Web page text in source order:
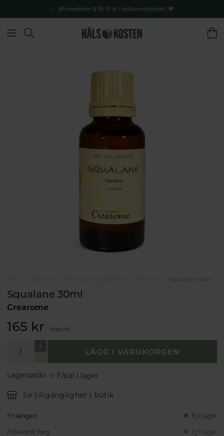
Bli medlem & få 10 % i välkomstrabatt 💚
Squalane 30ml
Squalane 30ml
Crearome
165 kr Historik
LÄGG I VARUKORGEN
Lagersaldo: Fåtal i lager
Se tillgänglighet i butik
Fruängen Ej i lager
Frölunda Torg Ej i lager